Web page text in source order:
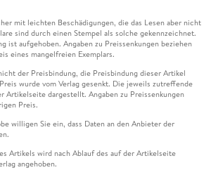
mit leichten Beschädigungen, die das Lesen aber nicht
sind durch einen Stempel als solche gekennzeichnet.
ist aufgehoben. Angaben zu Preissenkungen beziehen
eines mangelfreien Exemplars.
der Preisbindung, die Preisbindung dieser Artikel
wurde vom Verlag gesenkt. Die jeweils zutreffende
Artikelseite dargestellt. Angaben zu Preissenkungen
Preis.
willigen Sie ein, dass Daten an den Anbieter der
Artikels wird nach Ablauf des auf der Artikelseite
angehoben.